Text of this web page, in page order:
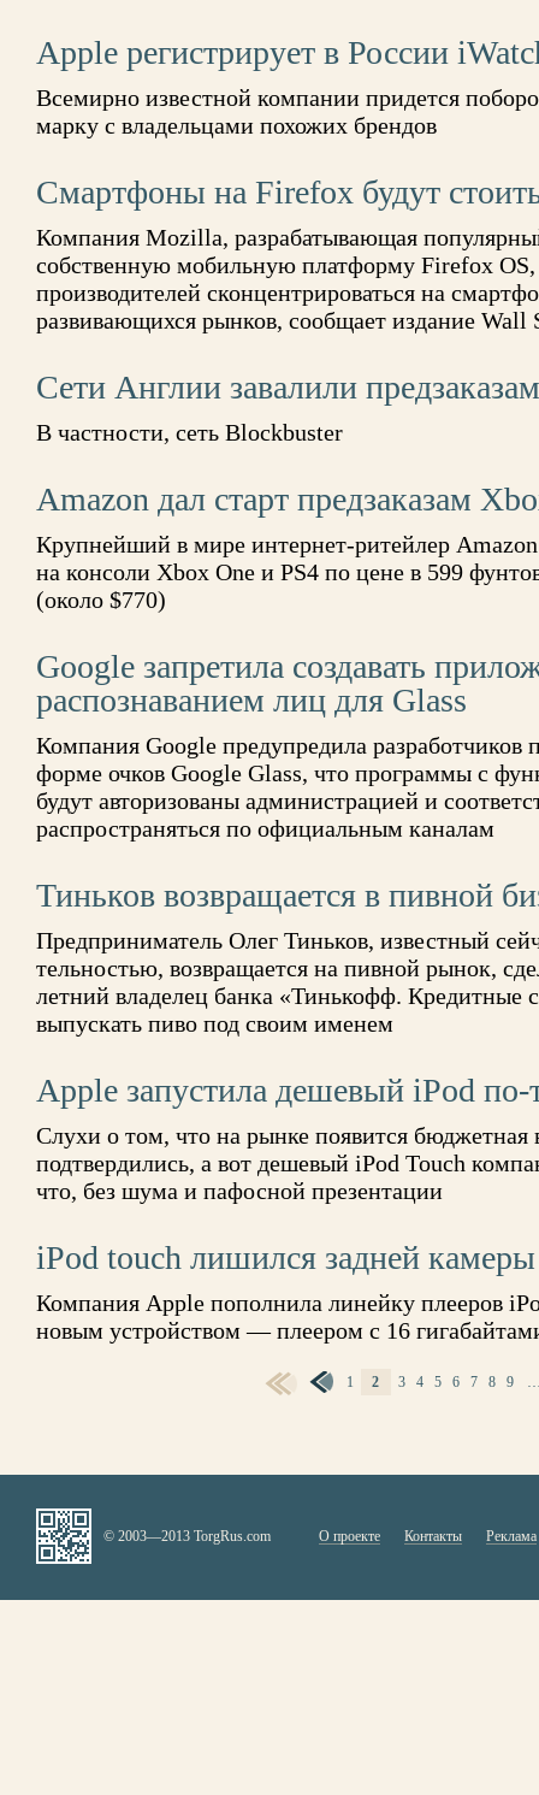
Apple регистрирует в России
Всемирно известной компании придется
марку с владельцами похожих брендов
Смартфоны на Firefox будут
Компания Mozilla, разрабатывающая
собственную мобильную платформу Firefox
производителей сконцентрироваться на
развивающихся рынков, сообщает издание Wall
Сети Англии завалили
В частности, сеть Blockbuster
Amazon дал старт предзаказам
Крупнейший в мире интернет-ритейлер Amazon
на консоли Xbox One и PS4 по цене в 599
(около $770)
Google запретила создавать
распознаванием лиц для Glass
Компания Google предупредила
форме очков Google Glass, что программы с
будут авторизованы администрацией и
распространяться по официальным каналам
Тиньков возвращается в пивной
Предприниматель Олег Тиньков, известный
тельностью, возвращается на пивной рынок,
летний владелец банка «Тинькофф. Кредитные
выпускать пиво под своим именем
Apple запустила дешевый iPod по-
Слухи о том, что на рынке появится бюджетная
подтвердились, а вот дешевый iPod Touch
что, без шума и пафосной презентации
iPod touch лишился задней камеры
Компания Apple пополнила линейку плееров
новым устройством — плеером с 16
1 2 3 4 5 6 7 8 9
© 2003—2013 TorgRus.com О проекте Контакты Реклама